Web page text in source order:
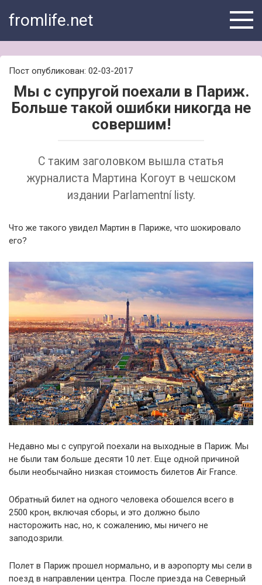
fromlife.net
Пост опубликован: 02-03-2017
Мы с супругой поехали в Париж.
Больше такой ошибки никогда не
совершим!
С таким заголовком вышла статья
журналиста Мартина Когоут в чешском
издании Parlamentní listy.
Что же такого увидел Мартин в Париже, что шокировало
его?
Недавно мы с супругой поехали на выходные в Париж. Мы
не были там больше десяти 10 лет. Еще одной причиной
были необычайно низкая стоимость билетов Air France.
Обратный билет на одного человека обошелся всего в
2500 крон, включая сборы, и это должно было
насторожить нас, но, к сожалению, мы ничего не
заподозрили.
Полет в Париж прошел нормально, и в аэропорту мы сели в
поезд в направлении центра. После приезда на Северный